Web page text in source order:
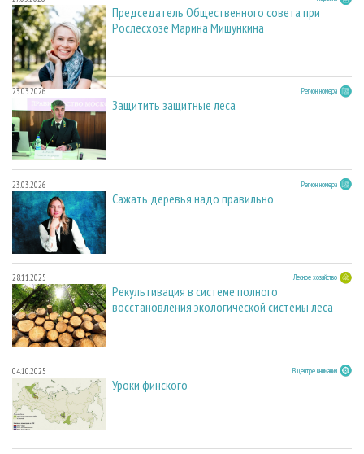
Председатель Общественного совета при
Рослесхозе Марина Мишункина
23.03.2026 Регион номера
Защитить защитные леса
23.03.2026 Регион номера
Сажать деревья надо правильно
28.11.2025 Лесное хозяйство
Рекультивация в системе полного
восстановления экологической системы леса
04.10.2025 В центре внимания
Уроки финского